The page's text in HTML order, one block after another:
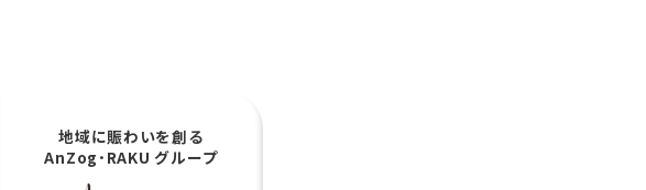
地域に賑わいを創る
AnZog･RAKU グループ